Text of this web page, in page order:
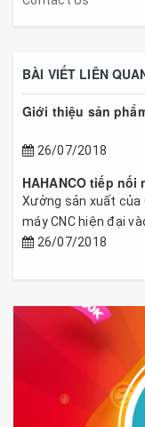
BÀI VIẾT LIÊN
Giới thiệu sản
26/07/2018
HAHANCO tiếp
Xưởng sản xuất của
máy CNC hiện đại
26/07/2018